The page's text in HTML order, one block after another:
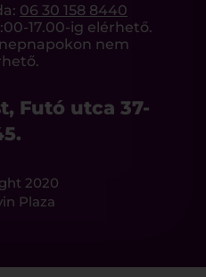
06 30 158 8440
17.00-ig elérhető.
nem
Futó utca 37-
2020
Plaza